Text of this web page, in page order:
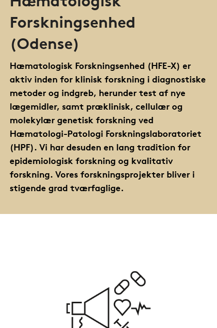
Forskningsenhed
(Odense)
Hæmatologisk Forskningsenhed (HFE-X) er
aktiv inden for klinisk forskning i diagnostiske
metoder og indgreb, herunder test af nye
lægemidler, samt præklinisk, cellulær og
molekylær genetisk forskning ved
Hæmatologi-Patologi Forskningslaboratoriet
(HPF). Vi har desuden en lang tradition for
epidemiologisk forskning og kvalitativ
forskning. Vores forskningsprojekter bliver i
stigende grad tværfaglige.